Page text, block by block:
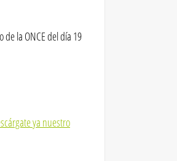
la ONCE del día 19
ya nuestro